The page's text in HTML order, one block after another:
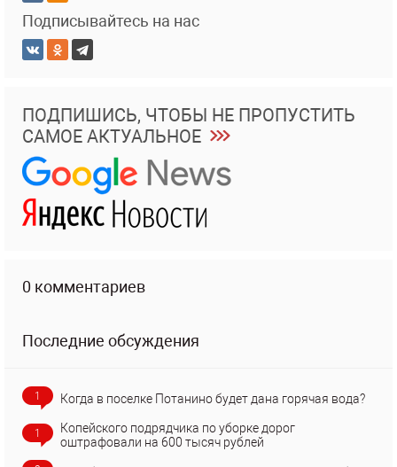
Подписывайтесь на нас
ПОДПИШИСЬ, ЧТОБЫ НЕ ПРОПУСТИТЬ
САМОЕ АКТУАЛЬНОЕ
0 комментариев
Последние обсуждения
1 Когда в поселке Потанино будет дана горячая вода?
1
Копейского подрядчика по уборке дорог
оштрафовали на 600 тысяч рублей